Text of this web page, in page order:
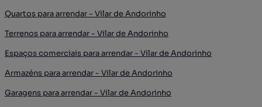
Quartos para arrendar - Vilar de Andorinho
Terrenos para arrendar - Vilar de Andorinho
Espaços comerciais para arrendar - Vilar de Andorinho
Armazéns para arrendar - Vilar de Andorinho
Garagens para arrendar - Vilar de Andorinho